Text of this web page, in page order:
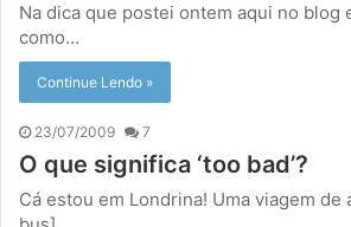
Na dica que postei ontem aqui no blog
como…
Continue Lendo »
23/07/2009 7
O que significa ‘too bad’?
Cá estou em Londrina! Uma viagem de